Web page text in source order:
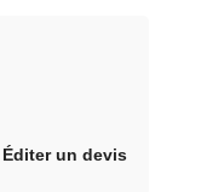
Éditer un devis